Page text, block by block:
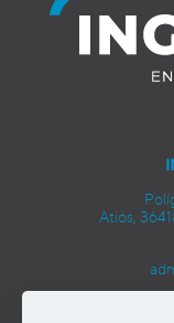
Atios,